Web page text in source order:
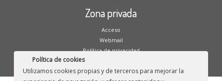
Zona privada
Acceso
Webmail
Política de privacidad
Política de cookies
Utilizamos cookies propias y de terceros para mejorar la